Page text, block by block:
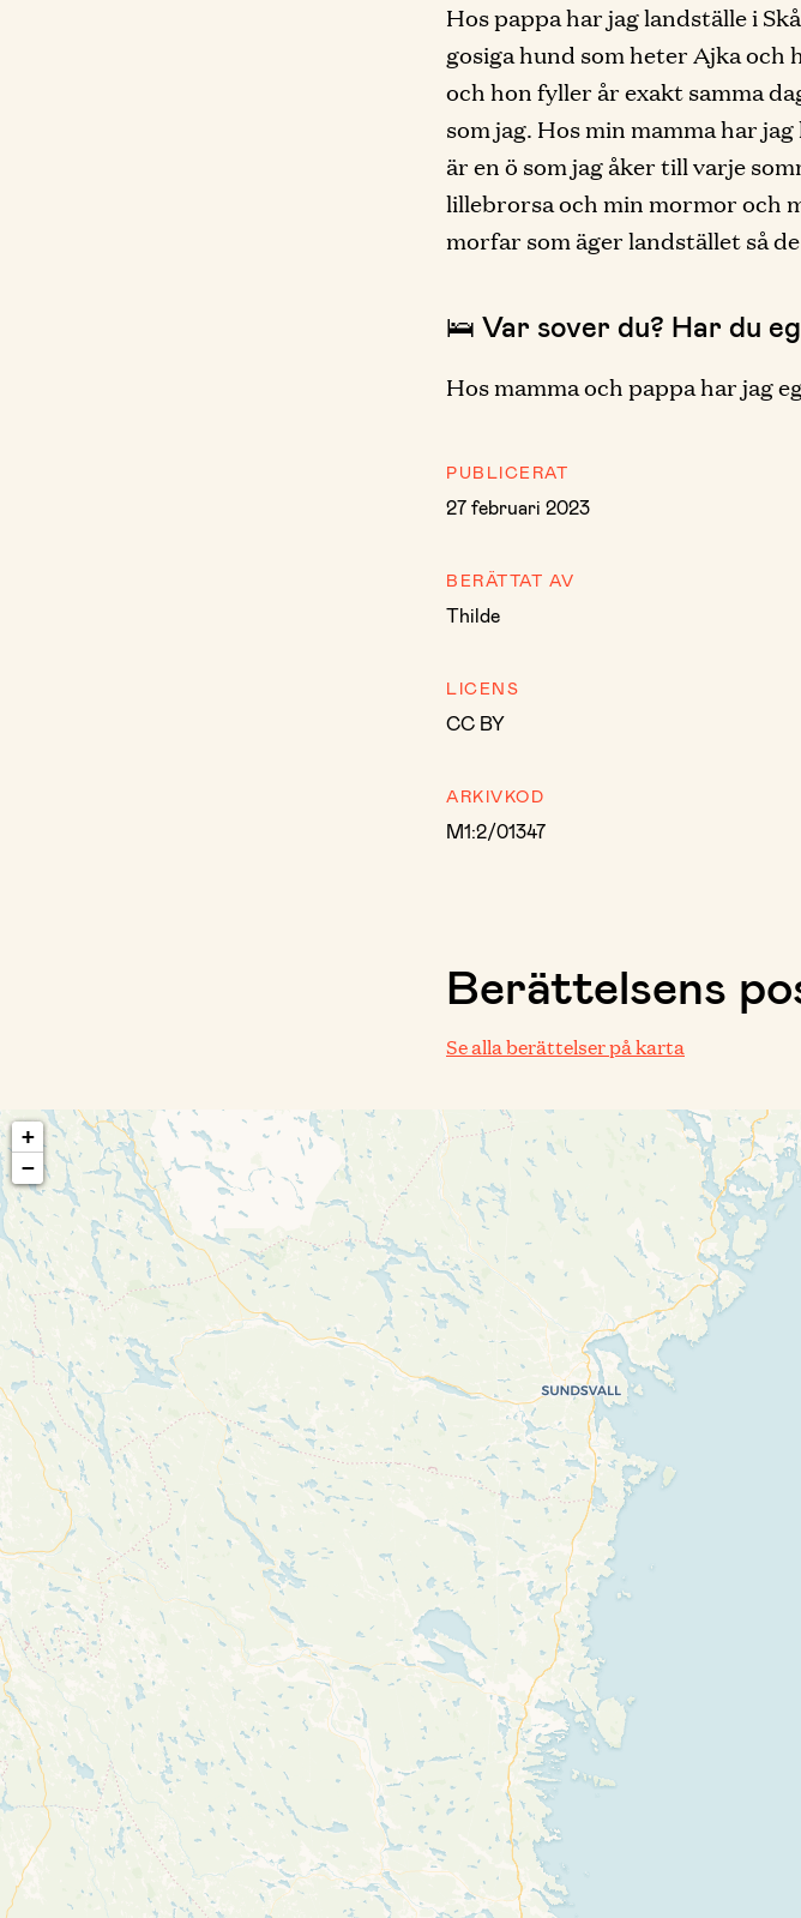
Hos pappa har jag landställe i
gosiga hund som heter Ajka
och hon fyller år exakt samma
som jag. Hos min mamma har
är en ö som jag åker till varje
lillebrorsa och min mormor och
morfar som äger landstället så
🛌 Var sover du? Har du
Hos mamma och pappa har jag
PUBLICERAT
27 februari 2023
BERÄTTAT AV
Thilde
LICENS
CC BY
ARKIVKOD
M1:2/01347
Berättelsens
Se alla berättelser på karta
+
−